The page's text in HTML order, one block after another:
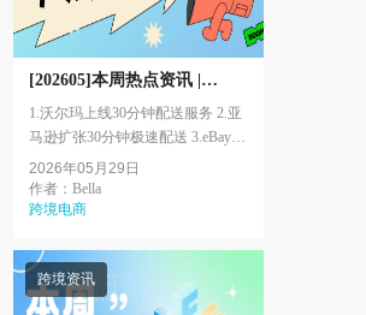
[202605]本周热点资讯 |
1.沃尔玛上线30分钟配送服务 2.亚
马逊扩张30分钟极速配送 3.eBay拒
绝GameStop 560亿美元收购提案
4.TikTok Shop美区2026销售额反超
Target 5. T...
2026年05月29日
作者：Bella
跨境电商
跨境资讯